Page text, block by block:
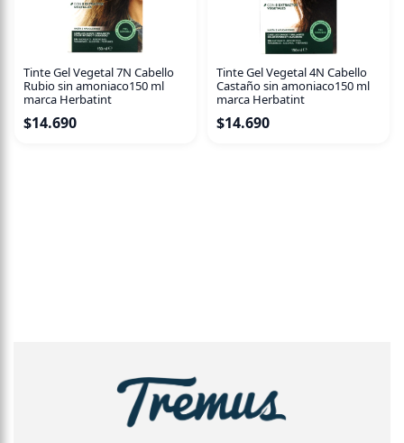
Sin parabenos Sin silicona - Sin alcohol
CONSEJOS DE USO
Aplicar mañana y noche con ayuda de un pétalo de
algodón para limpiar o desmaquillar. Se recomienda
enjuagar con agua, sobre todo las pieles sensibles.
Tinte Gel Vegetal 7N Cabello
Rubio sin amoniaco150 ml
marca Herbatint
$14.690
Tinte Gel Vegetal 4N Cabello
Castaño sin amoniaco150 ml
marca Herbatint
$14.690